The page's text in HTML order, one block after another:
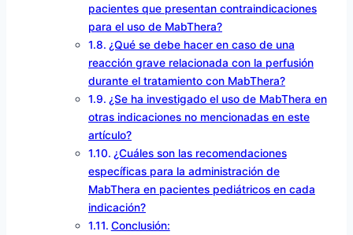
pacientes que presentan contraindicaciones
para el uso de MabThera?
¿Qué se debe hacer en caso de una
reacción grave relacionada con la perfusión
durante el tratamiento con MabThera?
¿Se ha investigado el uso de MabThera en
otras indicaciones no mencionadas en este
artículo?
¿Cuáles son las recomendaciones
específicas para la administración de
MabThera en pacientes pediátricos en cada
indicación?
Conclusión: